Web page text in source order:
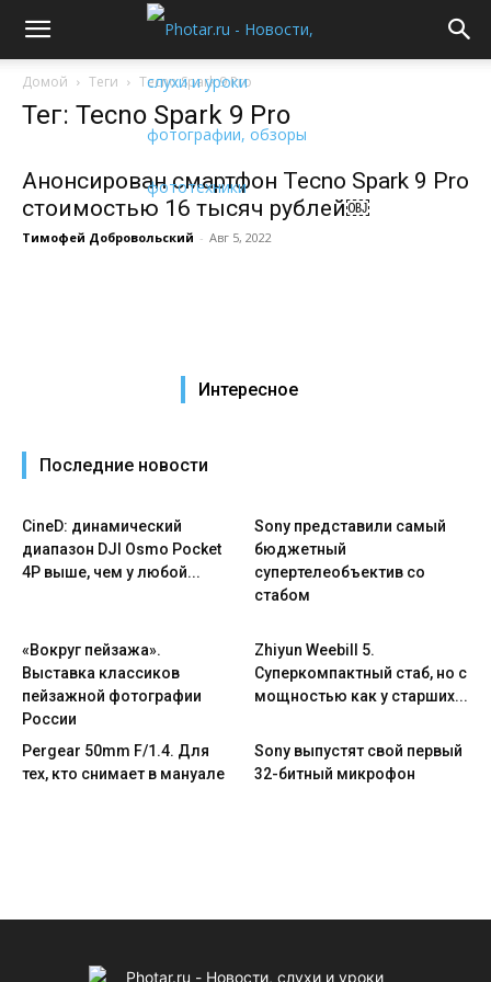
Домой Теги Tecno Spark 9 Pro
Тег: Tecno Spark 9 Pro
Анонсирован смартфон Tecno Spark 9 Pro
стоимостью 16 тысяч рублей￼
Тимофей Добровольский - Авг 5, 2022
Интересное
Последние новости
CineD: динамический
диапазон DJI Osmo Pocket
4P выше, чем у любой...
Sony представили самый
бюджетный
супертелеобъектив со
стабом
«Вокруг пейзажа».
Выставка классиков
пейзажной фотографии
России
Zhiyun Weebill 5.
Cуперкомпактный стаб, но с
мощностью как у старших...
Pergear 50mm F/1.4. Для
тех, кто снимает в мануале
Sony выпустят свой первый
32-битный микрофон